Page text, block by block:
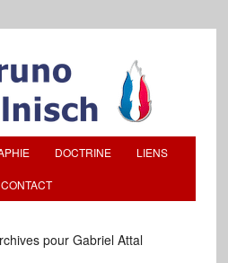
DOCTRINE LIENS
CONTACT
pour Gabriel Attal